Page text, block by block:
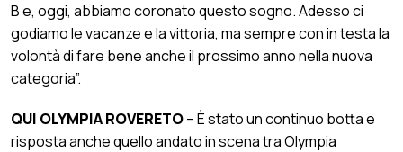
B e, oggi, abbiamo coronato questo sogno. Adesso ci
godiamo le vacanze e la vittoria, ma sempre con in testa la
volontà di fare bene anche il prossimo anno nella nuova
categoria”.
QUI OLYMPIA ROVERETO– È stato un continuo botta e
risposta anche quello andato in scena tra Olympia